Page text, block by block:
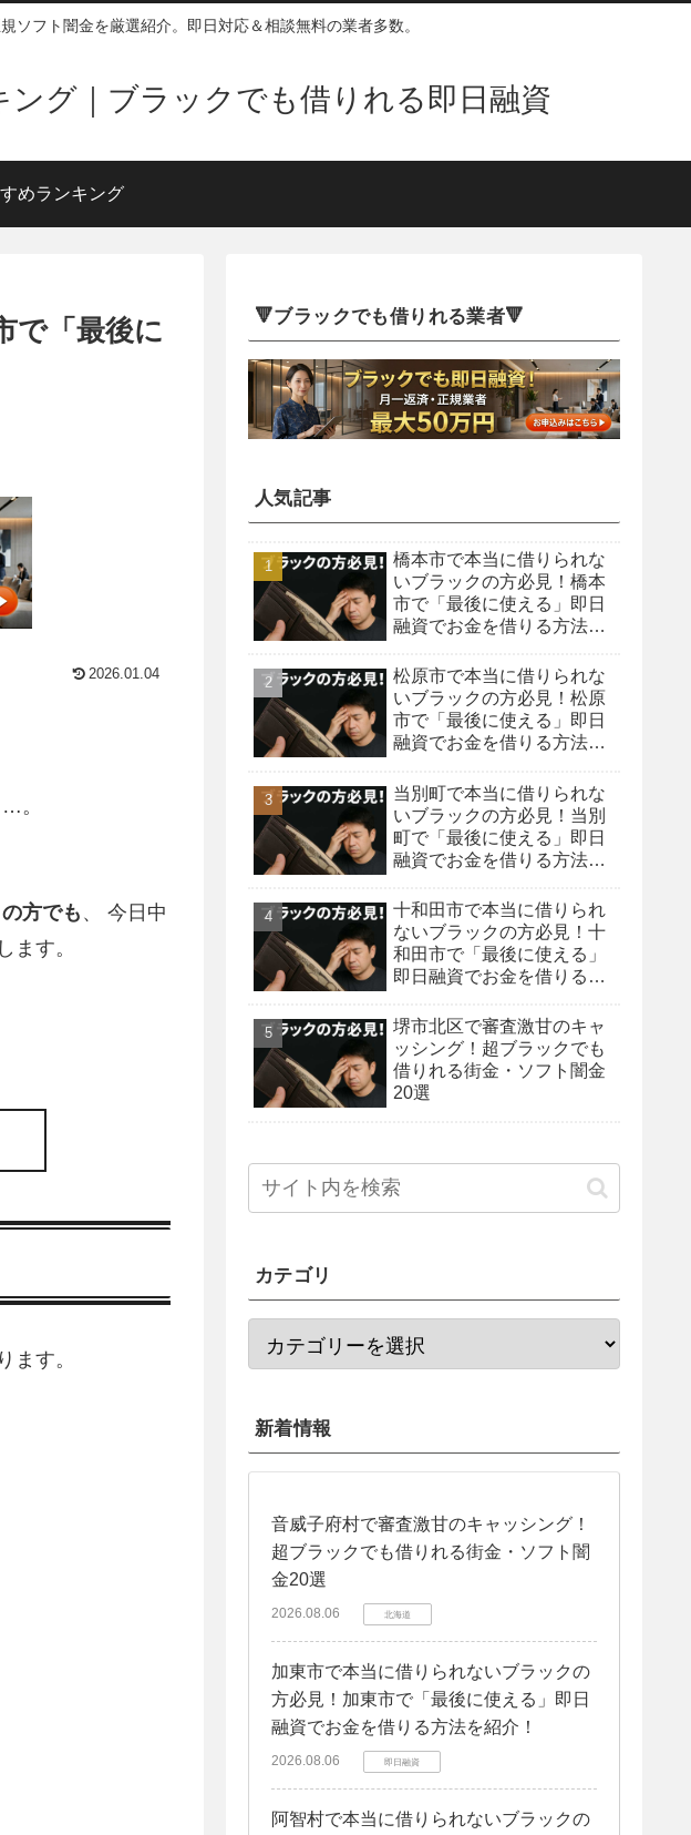
フト闇金を厳選紹介。即日対応＆相談無料の業者多数。
ング｜ブラックでも借りれる即日融資
めランキング
で「最後に
2026.01.04
。
方でも 、 今日中
ます。
ます。
🔻ブラックでも借りれる業者🔻
人気記事
橋本市で本当に借りられな
いブラックの方必見！橋本
市で「最後に使える」即日
融資でお金を借りる方法を
松原市で本当に借りられな
いブラックの方必見！松原
市で「最後に使える」即日
融資でお金を借りる方法を
当別町で本当に借りられな
いブラックの方必見！当別
町で「最後に使える」即日
融資でお金を借りる方法を
十和田市で本当に借りられ
ないブラックの方必見！十
和田市で「最後に使える」
即日融資でお金を借りる方
堺市北区で審査激甘のキャ
ッシング！超ブラックでも
借りれる街金・ソフト闇金
20選
カテゴリ
新着情報
音威子府村で審査激甘のキャッシング！
超ブラックでも借りれる街金・ソフト闇
金20選
2026.08.06 北海道
加東市で本当に借りられないブラックの
方必見！加東市で「最後に使える」即日
融資でお金を借りる方法を紹介！
2026.08.06 即日融資
阿智村で本当に借りられないブラックの